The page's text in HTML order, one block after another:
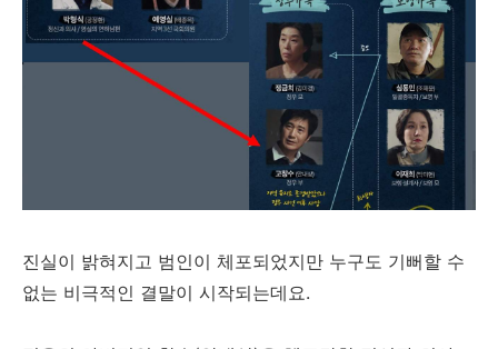
진실이 밝혀지고 범인이 체포되었지만 누구도 기뻐할 수
없는 비극적인 결말이 시작되는데요.